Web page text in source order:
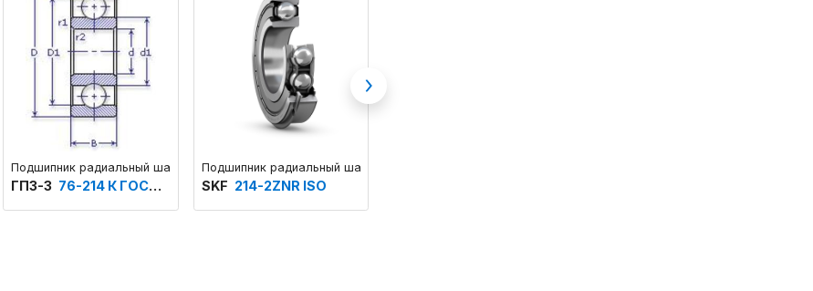
исполнения
однорядный
Подшипник радиальный шариковый однорядный основного конструктивного исполнения
ГПЗ-3 76-214 К ГОСТ 520
Подшипник радиальный шариковый однорядный с пазом для ввода шариков
SKF 214-2ZNR ISO
Next